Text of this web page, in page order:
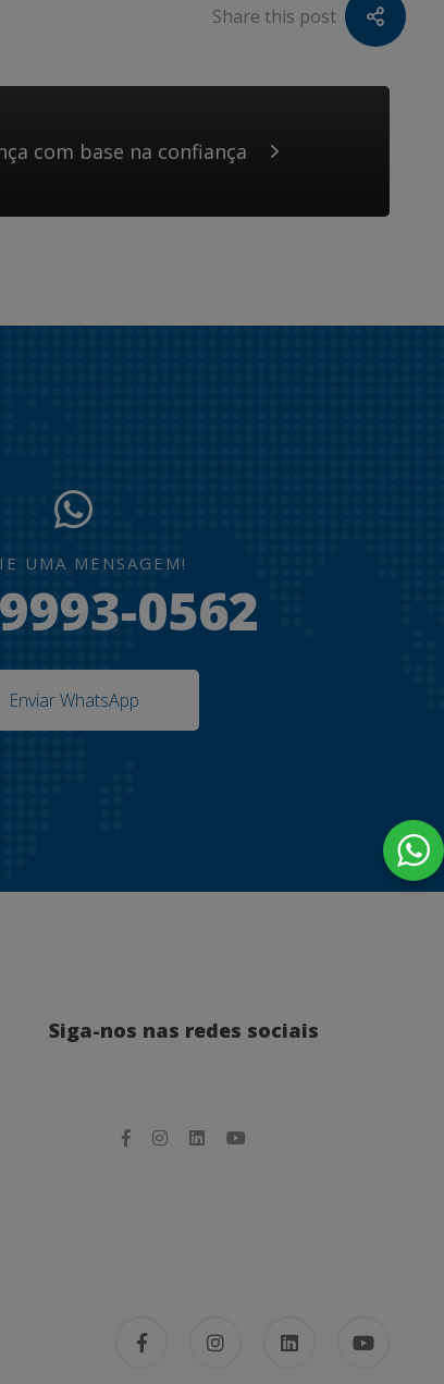
Share this post
com base na confiança
UMA MENSAGEM!
0562
Enviar WhatsApp
Siga-nos nas redes sociais